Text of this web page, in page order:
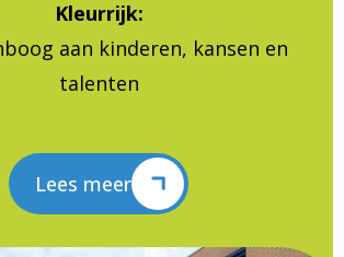
Kleurrijk:
aan kinderen, kansen en
talenten
Lees meer